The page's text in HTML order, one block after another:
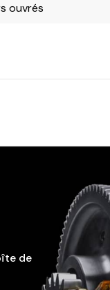
ouvrés
de